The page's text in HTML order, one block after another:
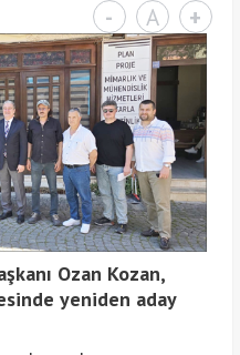
- A +
Ozan Kozan,
yeniden aday